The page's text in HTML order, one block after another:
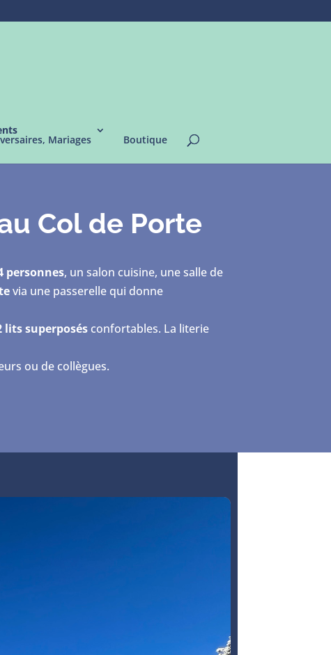
Mariages Boutique
Col de Porte
personnes, un salon cuisine, une salle de
via une passerelle qui donne
lits superposés confortables. La literie
ou de collègues.